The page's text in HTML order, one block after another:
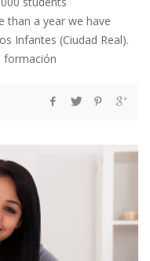
than a year we have
Infantes (Ciudad Real).
formación